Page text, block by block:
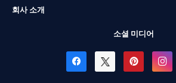
회사 소개
소셜 미디어